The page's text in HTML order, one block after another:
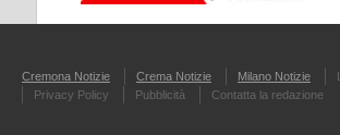
Cremona Notizie Crema Notizie Milano Notizie
Privacy Policy
Pubblicità Contatta la redazione